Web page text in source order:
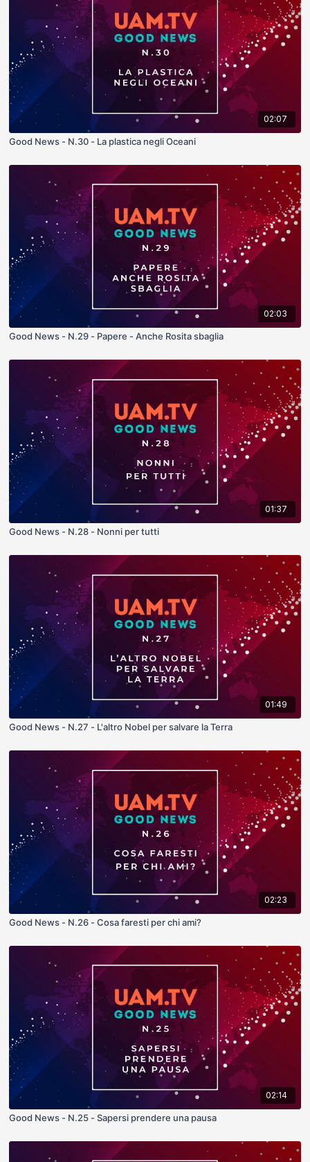
02:07
Good News - N.30 - La plastica negli Oceani
02:03
Good News - N.29 - Papere - Anche Rosita sbaglia
01:37
Good News - N.28 - Nonni per tutti
01:49
Good News - N.27 - L'altro Nobel per salvare la Terra
02:23
Good News - N.26 - Cosa faresti per chi ami?
02:14
Good News - N.25 - Sapersi prendere una pausa